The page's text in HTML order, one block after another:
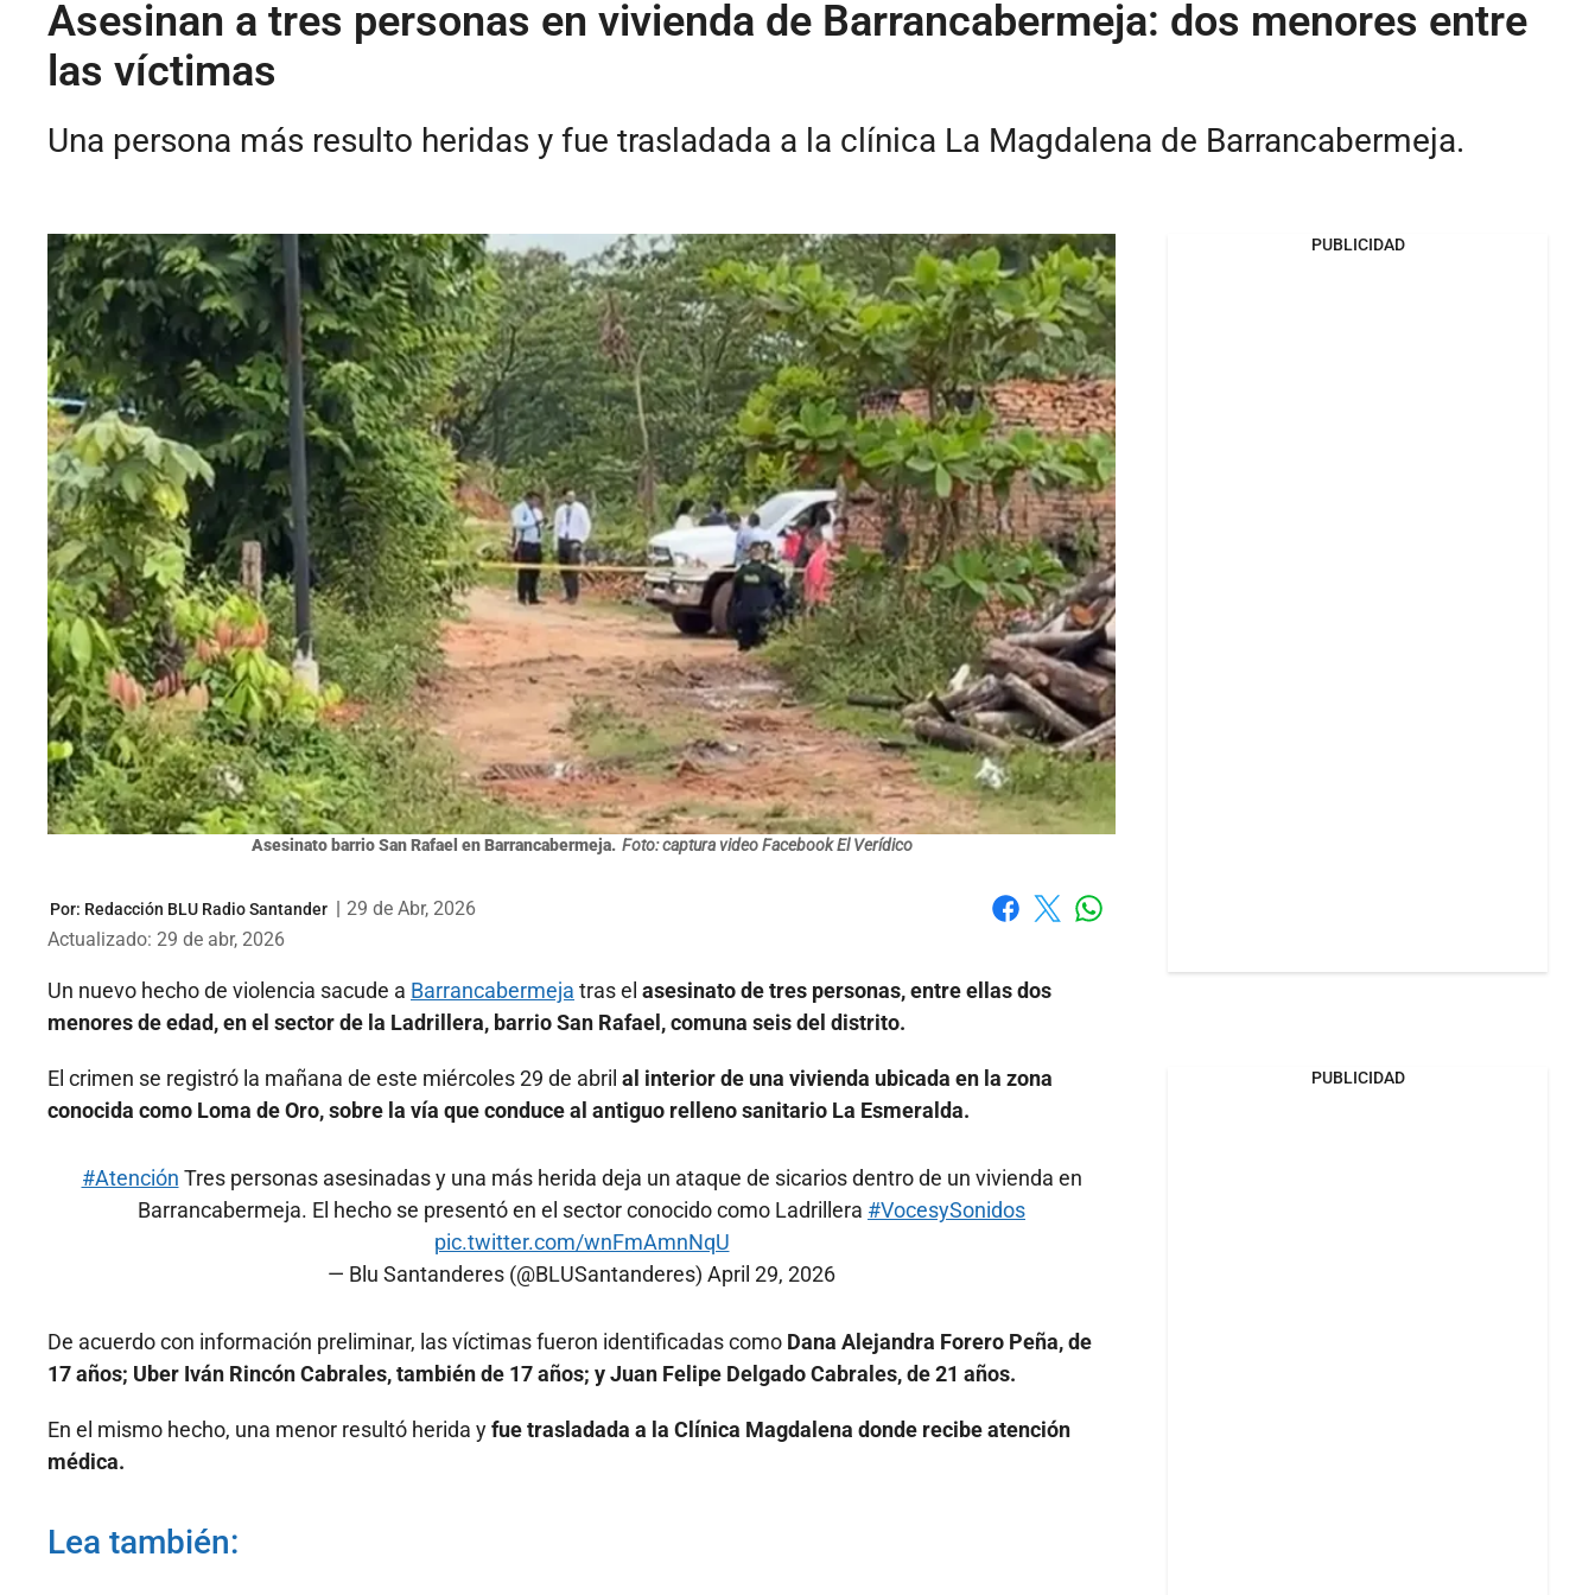
Asesinan a tres personas en vivienda de Barrancabermeja: dos menores entre
las víctimas
Una persona más resulto heridas y fue trasladada a la clínica La Magdalena de Barrancabermeja.
Asesinato barrio San Rafael en Barrancabermeja. Foto: captura video Facebook El Verídico
Por: Redacción BLU Radio Santander | 29 de Abr, 2026
Actualizado: 29 de abr, 2026
Un nuevo hecho de violencia sacude a Barrancabermeja tras el asesinato de tres personas, entre ellas dos
menores de edad,en el sector de la Ladrillera, barrio San Rafael, comuna seis del distrito.
El crimen se registró la mañana de este miércoles 29 de abril al interior de una vivienda ubicada en la zona
conocida como Loma de Oro, sobre la vía que conduce al antiguo relleno sanitario La Esmeralda.
#Atención Tres personas asesinadas y una más herida deja un ataque de sicarios dentro de un vivienda en
Barrancabermeja. El hecho se presentó en el sector conocido como Ladrillera #VocesySonidos
pic.twitter.com/wnFmAmnNqU
— Blu Santanderes (@BLUSantanderes) April 29, 2026
De acuerdo con información preliminar, las víctimas fueron identificadas como Dana Alejandra Forero Peña, de
17 años; Uber Iván Rincón Cabrales, también de 17 años; y Juan Felipe Delgado Cabrales, de 21 años.
En el mismo hecho, una menor resultó herida yfue trasladada a la Clínica Magdalena donde recibe atención
médica.
Lea también:
PUBLICIDAD
PUBLICIDAD